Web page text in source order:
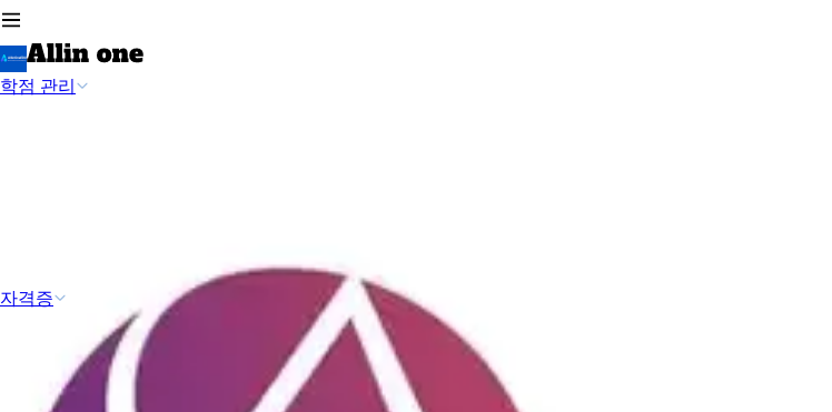
학점 관리
자격증